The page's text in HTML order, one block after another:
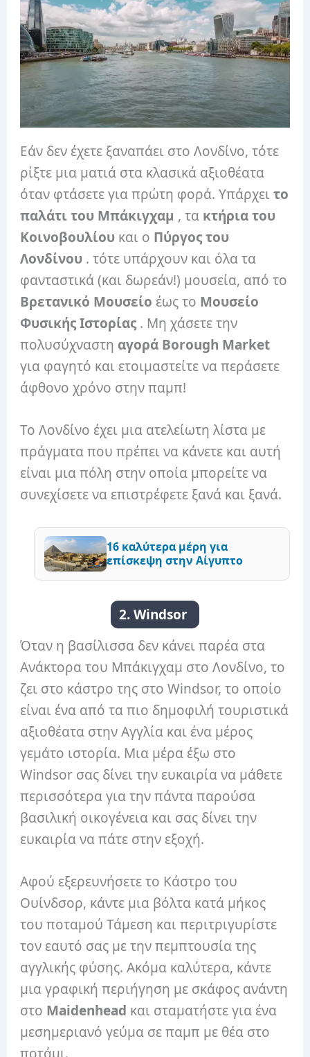
Εάν δεν έχετε ξαναπάει στο Λονδίνο, τότε
ρίξτε μια ματιά στα κλασικά αξιοθέατα
όταν φτάσετε για πρώτη φορά. Υπάρχειτο
παλάτι του Μπάκιγχαμ , τα κτήρια του
Κοινοβουλίου και ο Πύργος του
Λονδίνου . τότε υπάρχουν και όλα τα
φανταστικά (και δωρεάν!) μουσεία, από το
Βρετανικό Μουσείο έως το Μουσείο
Φυσικής Ιστορίας. Μη χάσετε την
πολυσύχναστη αγορά Borough Market
για φαγητό και ετοιμαστείτε να περάσετε
άφθονο χρόνο στην παμπ!
Το Λονδίνο έχει μια ατελείωτη λίστα με
πράγματα που πρέπει να κάνετε και αυτή
είναι μια πόλη στην οποία μπορείτε να
συνεχίσετε να επιστρέφετε ξανά και ξανά.
16 καλύτερα μέρη για
επίσκεψη στην Αίγυπτο
2. Windsor
Όταν η βασίλισσα δεν κάνει παρέα στα
Ανάκτορα του Μπάκιγχαμ στο Λονδίνο, το
ζει στο κάστρο της στο Windsor, το οποίο
είναι ένα από τα πιο δημοφιλή τουριστικά
αξιοθέατα στην Αγγλία και ένα μέρος
γεμάτο ιστορία. Μια μέρα έξω στο
Windsor σας δίνει την ευκαιρία να μάθετε
περισσότερα για την πάντα παρούσα
βασιλική οικογένεια και σας δίνει την
ευκαιρία να πάτε στην εξοχή.
Αφού εξερευνήσετε το Κάστρο του
Ουίνδσορ, κάντε μια βόλτα κατά μήκος
του ποταμού Τάμεση και περιτριγυρίστε
τον εαυτό σας με την πεμπτουσία της
αγγλικής φύσης. Ακόμα καλύτερα, κάντε
μια γραφική περιήγηση με σκάφος ανάντη
στο Maidenhead και σταματήστε για ένα
μεσημεριανό γεύμα σε παμπ με θέα στο